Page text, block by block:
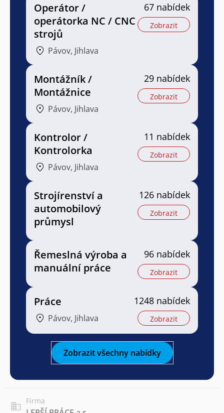
Operátor /
operátorka NC / CNC
strojů
Pávov, Jihlava
67 nabídek
Zobrazit
Montážník /
Montážnice
Pávov, Jihlava
29 nabídek
Zobrazit
Kontrolor /
Kontrolorka
Pávov, Jihlava
11 nabídek
Zobrazit
Strojírenství a
automobilový
průmysl
126 nabídek
Zobrazit
Řemeslná výroba a
manuální práce
96 nabídek
Zobrazit
Práce
Pávov, Jihlava
1248 nabídek
Zobrazit
Zobrazit všechny nabídky
Firma